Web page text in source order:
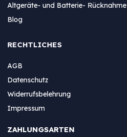
Altgeräte- und Batterie- Rücknahme
Blog
RECHTLICHES
AGB
Datenschutz
Widerrufsbelehrung
Impressum
ZAHLUNGSARTEN